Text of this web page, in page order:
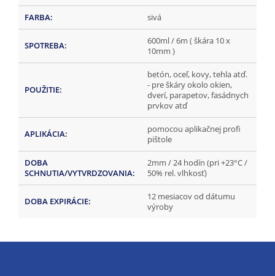
FARBA: sivá
SPOTREBA:
600ml / 6m ( škára 10 x
10mm )
POUŽITIE:
betón, oceľ, kovy, tehla atď.
- pre škáry okolo okien,
dverí, parapetov, fasádnych
prvkov atď
APLIKÁCIA:
pomocou aplikačnej profi
pištole
DOBA
SCHNUTIA/VYTVRDZOVANIA:
2mm / 24 hodín (pri +23°C /
50% rel. vlhkosť)
DOBA EXPIRÁCIE:
12 mesiacov od dátumu
výroby
Z